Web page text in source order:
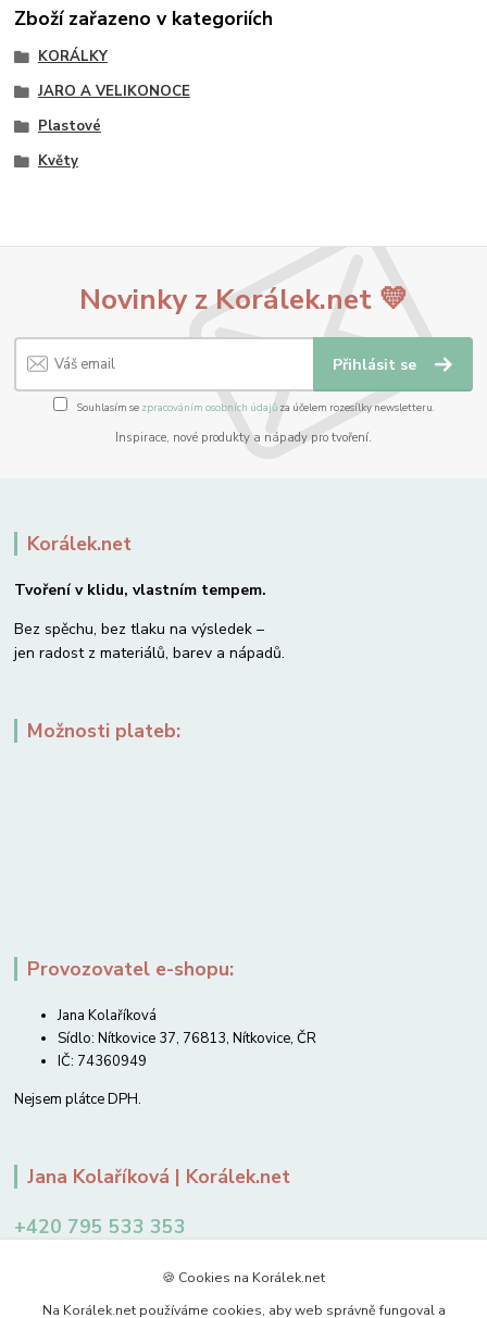
Zboží zařazeno v kategoriích
KORÁLKY
JARO A VELIKONOCE
Plastové
Květy
Novinky z Korálek.net 💛
Přihlásit se
Souhlasím se zpracováním osobních údajůza účelem rozesílky newsletteru.
Inspirace, nové produkty a nápady pro tvoření.
Korálek.net
Tvoření v klidu, vlastním tempem.
Bez spěchu, bez tlaku na výsledek –
jen radost z materiálů, barev a nápadů.
Možnosti plateb:
Provozovatel e-shopu:
Jana Kolaříková
Sídlo: Nítkovice 37, 76813, Nítkovice, ČR
IČ: 74360949
Nejsem plátce DPH.
Jana Kolaříková | Korálek.net
+420 795 533 353
🍪 Cookies na Korálek.net
Na Korálek.net používáme cookies, aby web správně fungoval a